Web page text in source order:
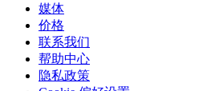
媒体
价格
联系我们
帮助中心
隐私政策